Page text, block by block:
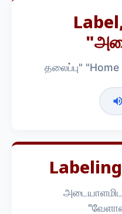
தலைப்பு"
Labeling